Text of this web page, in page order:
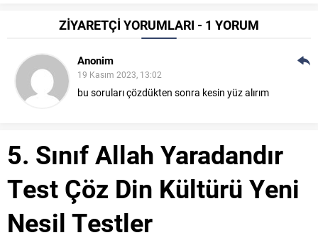
ZİYARETÇİ YORUMLARI - 1 YORUM
Anonim
19 Kasım 2023, 13:02
bu soruları çözdükten sonra kesin yüz alırım
5. Sınıf Allah Yaradandır
Test Çöz Din Kültürü Yeni
Nesil Testler